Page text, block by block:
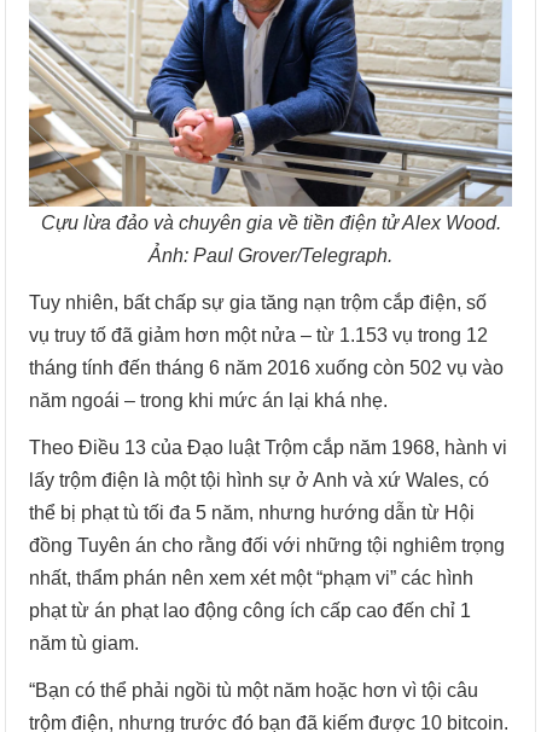
Cựu lừa đảo và chuyên gia về tiền điện tử Alex Wood.
Ảnh: Paul Grover/Telegraph.
Tuy nhiên, bất chấp sự gia tăng nạn trộm cắp điện, số
vụ truy tố đã giảm hơn một nửa – từ 1.153 vụ trong 12
tháng tính đến tháng 6 năm 2016 xuống còn 502 vụ vào
năm ngoái – trong khi mức án lại khá nhẹ.
Theo Điều 13 của Đạo luật Trộm cắp năm 1968, hành vi
lấy trộm điện là một tội hình sự ở Anh và xứ Wales, có
thể bị phạt tù tối đa 5 năm, nhưng hướng dẫn từ Hội
đồng Tuyên án cho rằng đối với những tội nghiêm trọng
nhất, thẩm phán nên xem xét một “phạm vi” các hình
phạt từ án phạt lao động công ích cấp cao đến chỉ 1
năm tù giam.
“Bạn có thể phải ngồi tù một năm hoặc hơn vì tội câu
trộm điện, nhưng trước đó bạn đã kiếm được 10 bitcoin.